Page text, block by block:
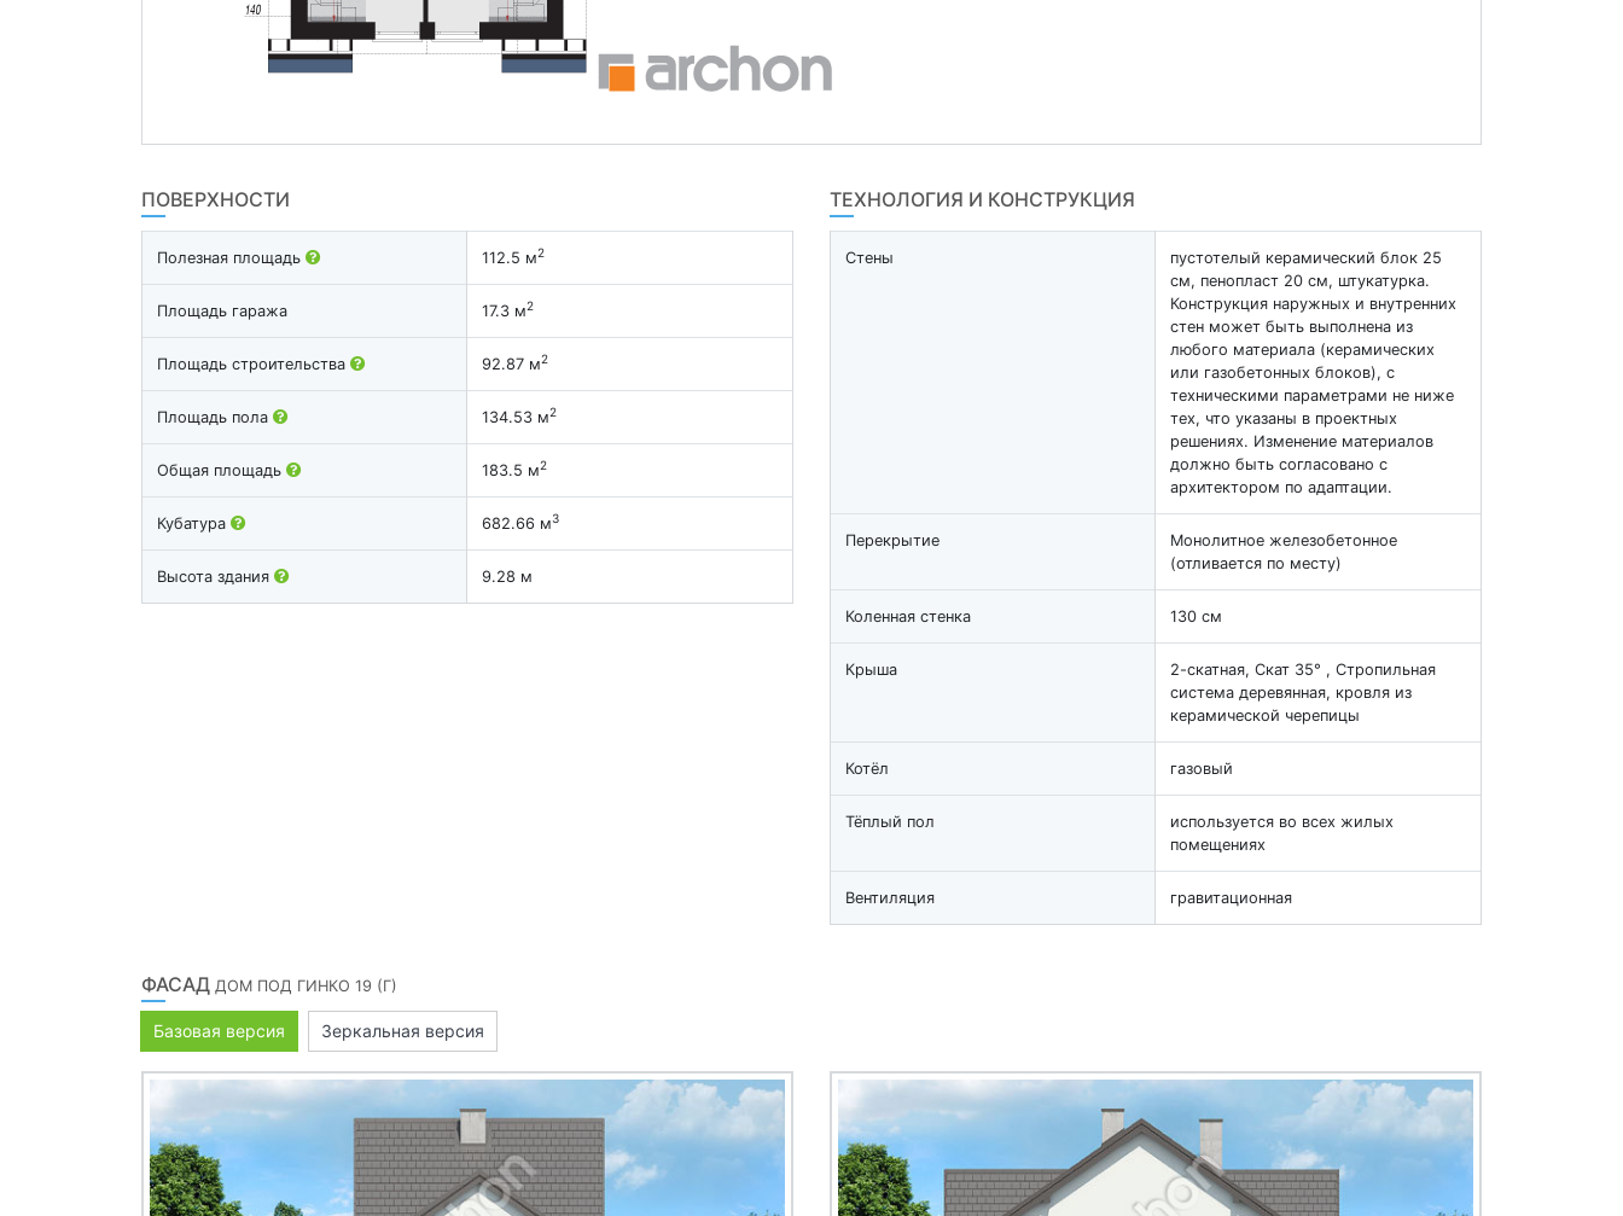
ПОВЕРХНОСТИ
Полезная площадь 112.5 м2
Площадь гаража 17.3 м2
Площадь строительства 92.87 м2
Площадь пола 134.53 м2
Общая площадь 183.5 м2
Кубатура 682.66 м3
Высота здания 9.28 м
ТЕХНОЛОГИЯ И КОНСТРУКЦИЯ
Стены
пустотелый керамический блок 25
см, пенопласт 20 см, штукатурка.
Конструкция наружных и внутренних
стен может быть выполнена из
любого материала (керамических
или газобетонных блоков), с
техническими параметрами не ниже
тех, что указаны в проектных
решениях. Изменение материалов
должно быть согласовано с
архитектором по адаптации.
Перекрытие
Монолитное железобетонное
(отливается по месту)
Коленная стенка 130 см
Крыша
2-скатная, Скат 35° , Стропильная
система деревянная, кровля из
керамической черепицы
Котёл газовый
Тёплый пол
используется во всех жилых
помещениях
Вентиляция гравитационная
ФАСАД ДОМ ПОД ГИНКО 19 (Г)
Базовая версия Зеркальная версия